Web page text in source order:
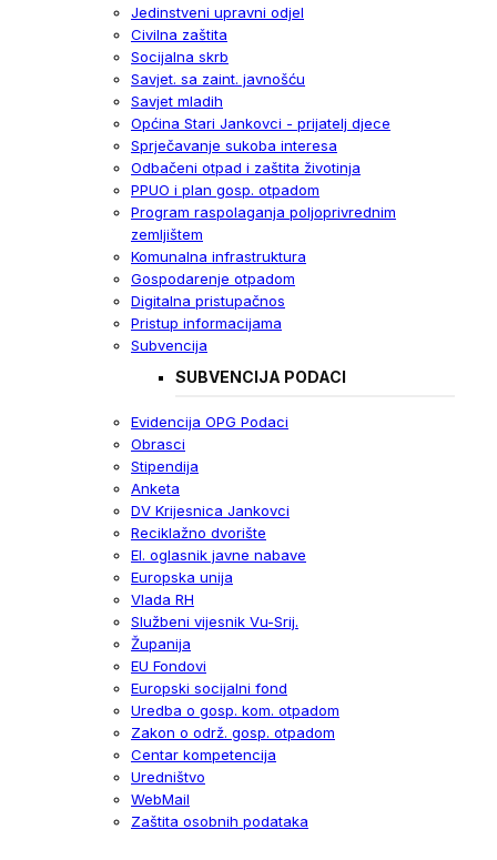
Jedinstveni upravni odjel
Civilna zaštita
Socijalna skrb
Savjet. sa zaint. javnošću
Savjet mladih
Općina Stari Jankovci - prijatelj djece
Sprječavanje sukoba interesa
Odbačeni otpad i zaštita životinja
PPUO i plan gosp. otpadom
Program raspolaganja poljoprivrednim
zemljištem
Komunalna infrastruktura
Gospodarenje otpadom
Digitalna pristupačnos
Pristup informacijama
Subvencija
SUBVENCIJA PODACI
Evidencija OPG Podaci
Obrasci
Stipendija
Anketa
DV Krijesnica Jankovci
Reciklažno dvorište
El. oglasnik javne nabave
Europska unija
Vlada RH
Službeni vijesnik Vu-Srij.
Županija
EU Fondovi
Europski socijalni fond
Uredba o gosp. kom. otpadom
Zakon o održ. gosp. otpadom
Centar kompetencija
Uredništvo
WebMail
Zaštita osobnih podataka